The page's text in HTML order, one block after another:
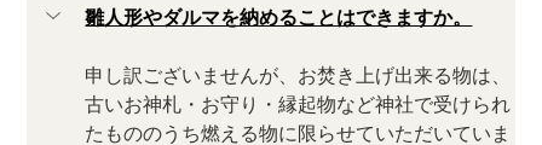
雛人形やダルマを納めることはできますか。
申し訳ございませんが、お焚き上げ出来る物は、
古いお神札・お守り・縁起物など神社で受けられ
たもののうち燃える物に限らせていただいていま